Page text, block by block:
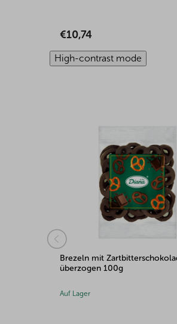
€9,64
High-contrast mode
Saure Geleemischung 500g
Auf Lager